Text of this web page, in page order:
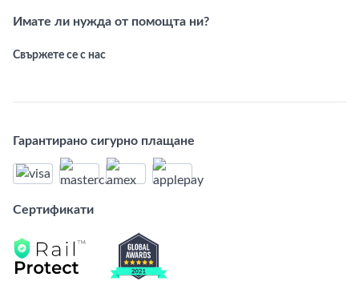
Имате ли нужда от помощта ни?
Свържете се с нас
Гарантирано сигурно плащане
Сертификати